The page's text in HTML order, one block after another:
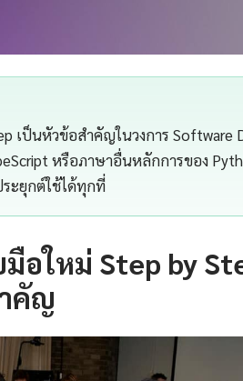
เป็นหัวข้อสำคัญในวงการ Software
หรือภาษาอื่นหลักการของ
ะยุกต์ใช้ได้ทุกที่
อใหม่ Step by
คัญ